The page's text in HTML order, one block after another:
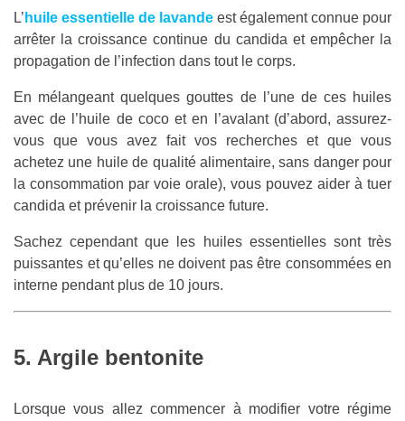
L’ huile essentielle de lavande est également connue pour
arrêter la croissance continue du candida et empêcher la
propagation de l’infection dans tout le corps.
En mélangeant quelques gouttes de l’une de ces huiles
avec de l’huile de coco et en l’avalant (d’abord, assurez-
vous que vous avez fait vos recherches et que vous
achetez une huile de qualité alimentaire, sans danger pour
la consommation par voie orale), vous pouvez aider à tuer
candida et prévenir la croissance future.
Sachez cependant que les huiles essentielles sont très
puissantes et qu’elles ne doivent pas être consommées en
interne pendant plus de 10 jours.
5. Argile bentonite
Lorsque vous allez commencer à modifier votre régime